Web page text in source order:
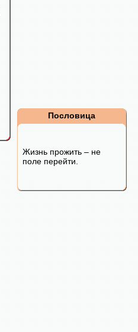
Пословица
Жизнь прожить – не
поле перейти.